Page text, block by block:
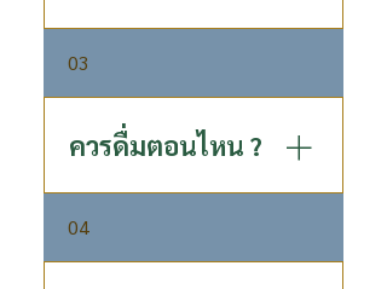
ไม่ส่งผลกระทบอะไร สามารถดื่ม
ก็เพียงพอต่อความต้องการแล้ว
03
ควรดื่มตอนไหน ?
แนะนำให้ดื่มก่อนอาหารเช้า
04